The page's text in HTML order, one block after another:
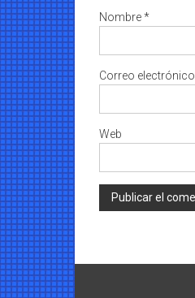
Nombre*
Correo electrónico
Web